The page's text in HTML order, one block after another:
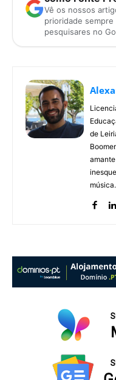
Vê os nossos
prioridade sempre
pesquisares no
de
música.